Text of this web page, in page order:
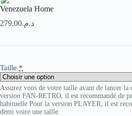
Venezuela Home
د.م.279.00
Taille *
Assurez vous de votre taille avant de lancer la
version FAN-RETRO, il est recommandé de
habituelle Pour la version PLAYER, il est
demi voire une taille.